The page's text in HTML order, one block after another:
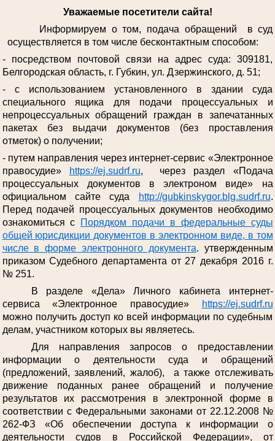
Уважаемые посетители сайта!
Информируем о том, подача обращений в суд
осуществляется в том числе бесконтактным способом:
- посредством почтовой связи на адрес суда: 309181,
Белгородская область, г. Губкин, ул. Дзержинского, д. 51;
- с использованием установленного в здании суда
специального ящика для подачи процессуальных и
непроцессуальных обращений граждан в запечатанных
пакетах без выдачи документов (без проставления
отметок) о получении;
- путем направления через интернет-сервис «Электронное
правосудие»
https://ej.sudrf.ru, через раздел «Подача
процессуальных документов в электроном виде» на
официальном сайте суда
http://gubkinskygor.blg.sudrf.ru.
Перед подачей процессуальных документов необходимо
ознакомиться с
Порядком подачи в федеральные суды
общей юрисдикции документов в электронном виде, в том
числе в форме электронного документа. утвержденным
приказом Судебного департамента от 27 декабря 2016 г.
№ 251.
В разделе «Дела» Личного кабинета интернет-
сервиса «Электронное правосудие»
https://ej.sudrf.ru
можно получить доступ ко всей информации по судебным
делам, участником которых вы являетесь.
Для направления запросов о предоставлении
информации о деятельности суда и обращений
(предложений, заявлений, жалоб), а также отслеживать
движение поданных ранее обращений и получение
результатов их рассмотрения в электронной форме в
соответствии с Федеральными законами от 22.12.2008 №
262-ФЗ «Об обеспечении доступа к информации о
деятельности судов в Российской Федерации», от